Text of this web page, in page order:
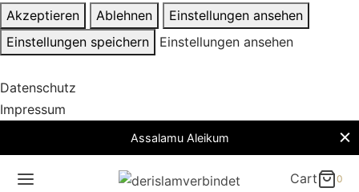
Akzeptieren
Ablehnen
Einstellungen ansehen
Einstellungen speichern
Einstellungen ansehen
Datenschutz
Impressum
Assalamu Aleikum
Cart 0